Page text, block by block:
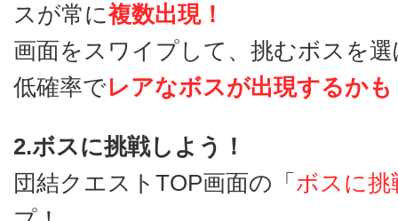
スが常に複数出現！
画面をスワイプして、挑むボスを
低確率でレアなボスが出現するかも
2.ボスに挑戦しよう！
団結クエストTOP画面の「 ボスに挑